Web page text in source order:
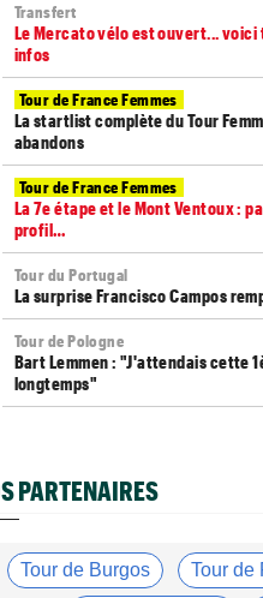
Transfert
Le Mercato vélo est ouvert...
infos
Tour de France Femmes
La startlist complète du Tour
abandons
Tour de France Femmes
La 7e étape et le Mont Ventoux :
profil…
Tour du Portugal
La surprise Francisco Campos
Tour de Pologne
Bart Lemmen : "J'attendais cette
longtemps"
Tour de France Femmes
Kim Le Court Pienaar : "La course
Route
PARTENAIRES
Tour de Burgos Tour de